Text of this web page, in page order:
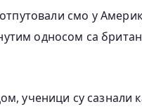
смо у
односом са
ученици су сазнали